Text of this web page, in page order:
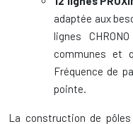
adaptée aux
lignes
communes et
Fréquence de
pointe.
La construction de